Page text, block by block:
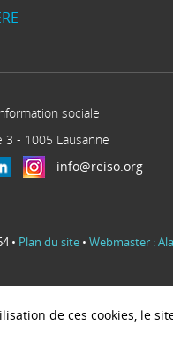
sociale
3 - 1005 Lausanne
- - info@reiso.org
• Plan du site • Webmaster :
de ces cookies, le